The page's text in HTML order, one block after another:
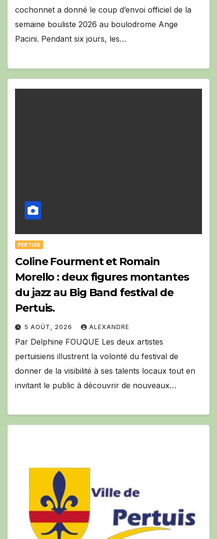
cochonnet a donné le coup d’envoi officiel de la
semaine bouliste 2026 au boulodrome Ange
Pacini. Pendant six jours, les…
PERTUIS
Coline Fourment et Romain
Morello : deux figures montantes
du jazz au Big Band festival de
Pertuis.
5 AOÛT, 2026 ALEXANDRE
Par Delphine FOUQUE Les deux artistes
pertuisiens illustrent la volonté du festival de
donner de la visibilité à ses talents locaux tout en
invitant le public à découvrir de nouveaux…